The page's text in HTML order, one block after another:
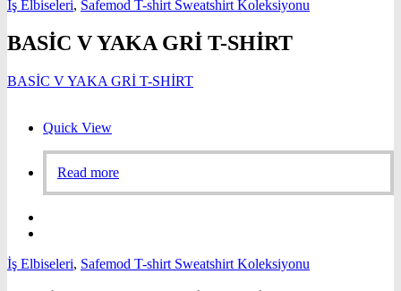
İş Elbiseleri, Safemod T-shirt Sweatshirt Koleksiyonu
BASİC V YAKA GRİ T-SHİRT
BASİC V YAKA GRİ T-SHİRT
Quick View
Read more
İş Elbiseleri, Safemod T-shirt Sweatshirt Koleksiyonu